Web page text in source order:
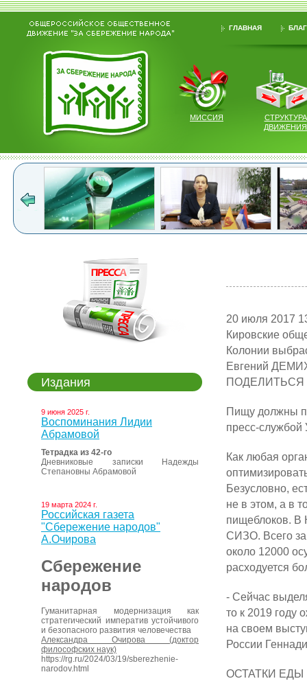
ГЛАВНАЯ
МИССИЯ
СТРУКТУРА
ДВИЖЕНИЯ
Издания
9 июня 2025 г.
Воспоминания Лидии
Абрамовой
Тетрадка из 42-го
Дневниковые записки Надежды
Степановны Абрамовой
19 марта 2024 г.
Российская газета
"Сбережение народов"
А.Очирова
Сбережение
народов
Гуманитарная модернизация как
стратегический императив устойчивого
и безопасного развития человечества
Александра Очирова (доктор
философских наук)
https://rg.ru/2024/03/19/sberezhenie-
narodov.html
20 июля 2017
Кировские
Колонии
Евгений
ПОДЕЛИТЬСЯ
Пищу должны
пресс-
Как любая
Безусловно,
не в этом, а в
пищеблоков. В
СИЗО. Всего за
около 12000
расходуется
- Сейчас
то к 2019 году
на своем
России
ОСТАТКИ